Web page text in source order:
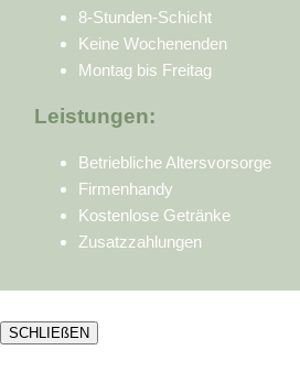
8-Stunden-Schicht
Keine Wochenenden
Montag bis Freitag
Leistungen:
Betriebliche Altersvorsorge
Firmenhandy
Kostenlose Getränke
Zusatzzahlungen
SCHLIEßEN